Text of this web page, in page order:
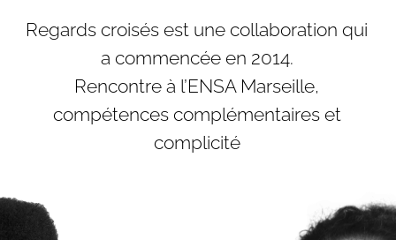
Regards croisés est une collaboration qui
a commencée en 2014.
Rencontre à l’ENSA Marseille,
compétences complémentaires et
complicité